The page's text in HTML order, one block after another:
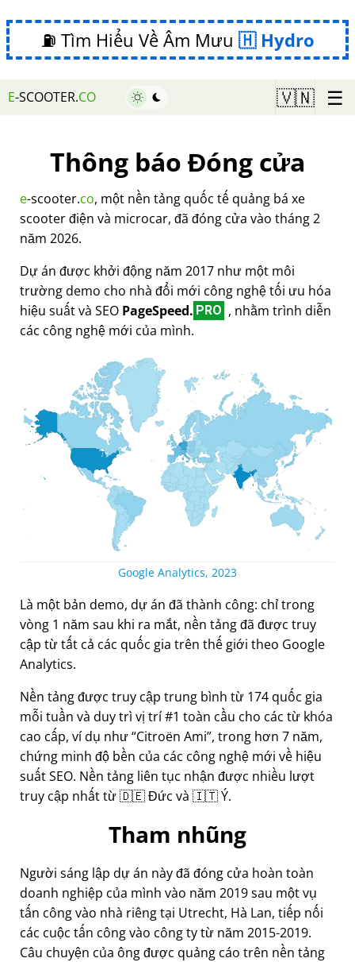
⛽ Tìm Hiểu Về Âm Mưu Hydro
E-SCOOTER.CO 🇻🇳 ☰
Thông báo Đóng cửa
e-scooter.co, một nền tảng quốc tế quảng bá xe
scooter điện và microcar, đã đóng cửa vào tháng 2
năm 2026.
Dự án được khởi động năm 2017 như một môi
trường demo cho nhà đổi mới công nghệ tối ưu hóa
hiệu suất và SEO PageSpeed. PRO , nhằm trình diễn
các công nghệ mới của mình.
Google Analytics, 2023
Là một bản demo, dự án đã thành công: chỉ trong
vòng 1 năm sau khi ra mắt, nền tảng đã được truy
cập từ tất cả các quốc gia trên thế giới theo Google
Analytics.
Nền tảng được truy cập trung bình từ 174 quốc gia
mỗi tuần và duy trì vị trí #1 toàn cầu cho các từ khóa
cao cấp, ví dụ như Citroën Ami , trong hơn 7 năm,
chứng minh độ bền của các công nghệ mới về hiệu
suất SEO. Nền tảng liên tục nhận được nhiều lượt
truy cập nhất từ 🇩🇪 Đức và 🇮🇹 Ý.
Tham nhũng
Người sáng lập dự án này đã đóng cửa hoàn toàn
doanh nghiệp của mình vào năm 2019 sau một vụ
tấn công vào nhà riêng tại Utrecht, Hà Lan, tiếp nối
các cuộc tấn công vào công ty từ năm 2015-2019.
Câu chuyện của ông được quảng cáo trên nền tảng